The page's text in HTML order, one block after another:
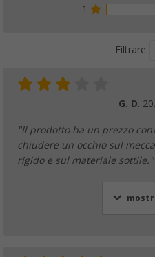
1
Filtrare
G. D.
"Il prodotto ha un prezzo
chiudere un occhio sul
rigido e sul materiale sottile."